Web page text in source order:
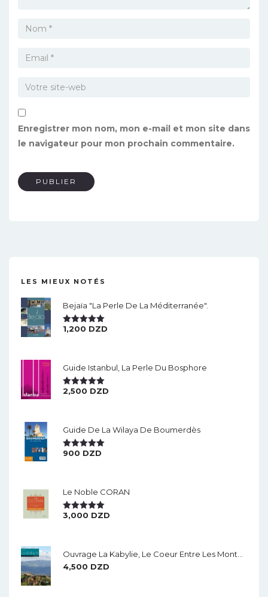
Enregistrer mon nom, mon e-mail et mon site dans
le navigateur pour mon prochain commentaire.
LES MIEUX NOTÉS
Bejaïa "la Perle De La Méditerranée".
Note5.00
1,200 DZD
Guide Istanbul, La Perle Du Bosphore
Note5.00
2,500 DZD
Guide De La Wilaya De Boumerdès
Note
5.00
900 DZD
Le Noble CORAN
Note5.00
3,000 DZD
4,500 DZD